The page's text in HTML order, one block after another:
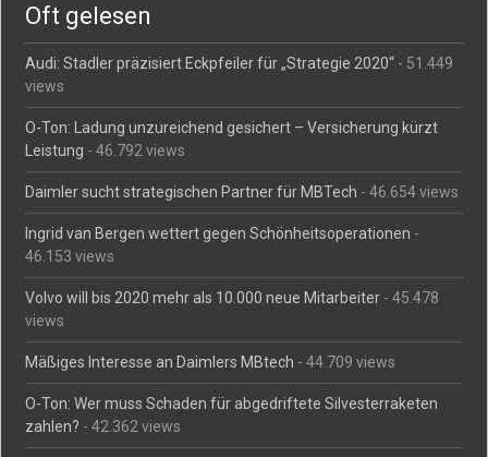
Oft gelesen
Audi: Stadler präzisiert Eckpfeiler für „Strategie 2020“ - 51.449
views
O-Ton: Ladung unzureichend gesichert – Versicherung kürzt
Leistung - 46.792 views
Daimler sucht strategischen Partner für MBTech - 46.654 views
Ingrid van Bergen wettert gegen Schönheitsoperationen -
46.153 views
Volvo will bis 2020 mehr als 10.000 neue Mitarbeiter - 45.478
views
Mäßiges Interesse an Daimlers MBtech - 44.709 views
O-Ton: Wer muss Schaden für abgedriftete Silvesterraketen
zahlen? - 42.362 views